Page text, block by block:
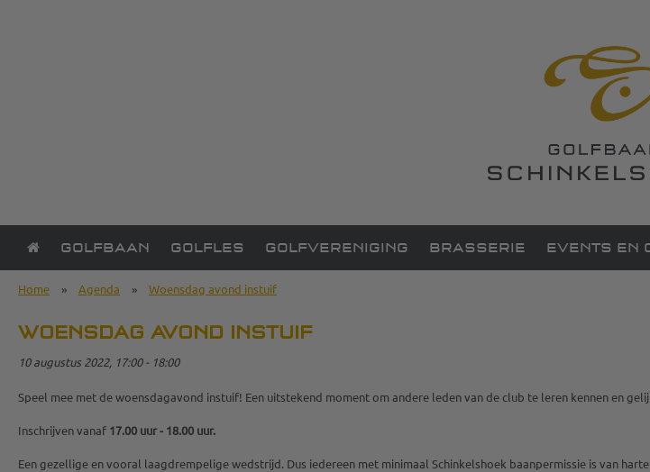
GOLFBAAN GOLFLES GOLFVERENIGING BRASSERIE EVENTS EN
Home » Agenda » Woensdag avond instuif
WOENSDAG AVOND INSTUIF
10 augustus 2022, 17:00 - 18:00
Speel mee met de woensdagavond instuif! Een uitstekend moment om andere leden van de club te leren kennen en
Inschrijven vanaf 17.00 uur - 18.00 uur.
Een gezellige en vooral laagdrempelige wedstrijd. Dus iedereen met minimaal Schinkelshoek baanpermissie is van